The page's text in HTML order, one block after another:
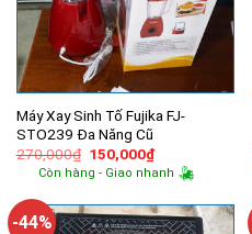
Máy Xay Sinh Tố Fujika FJ-
STO239 Đa Năng Cũ
270,000₫ Giá
gốc
là:
150,000₫Giá
hiện
tại
150,000₫.
Còn hàng - Giao nhanh
-44%